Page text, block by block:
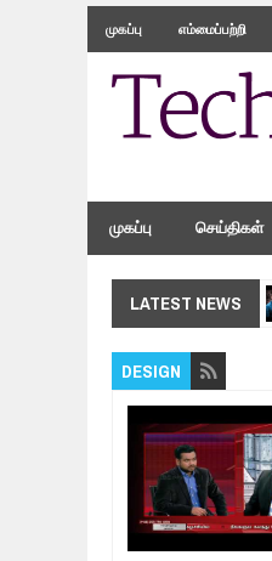
முகப்பு எம்மைப்பற்றி
முகப்பு செய்திகள்
LATEST NEWS
DESIGN